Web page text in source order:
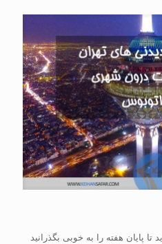
پایان هفته را به خوبی بگذرانید